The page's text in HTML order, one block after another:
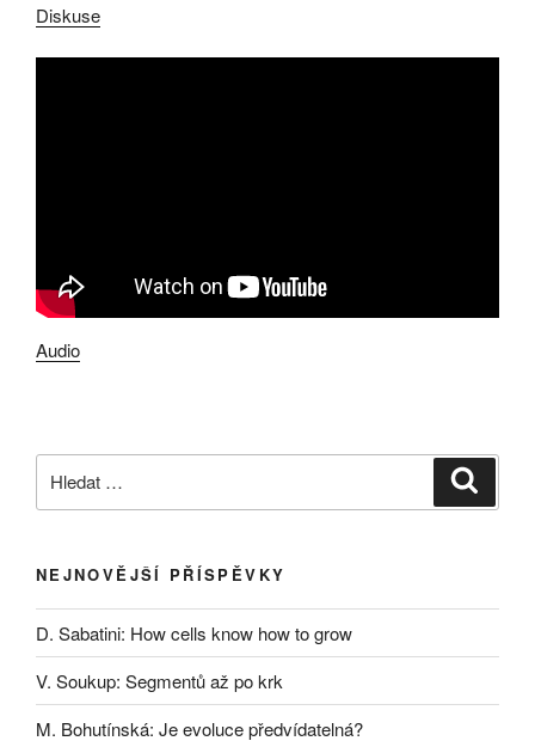
Diskuse
Audio
NEJNOVĚJŠÍ PŘÍSPĚVKY
D. Sabatini: How cells know how to grow
V. Soukup: Segmentů až po krk
M. Bohutínská: Je evoluce předvídatelná?